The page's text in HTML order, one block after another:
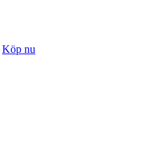
Köp nu